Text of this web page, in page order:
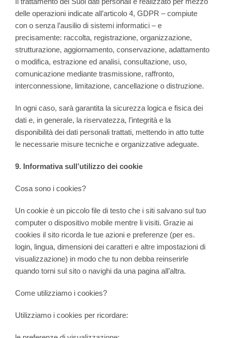
delle operazioni indicate all’articolo 4, GDPR – compiute
con o senza l’ausilio di sistemi informatici – e
precisamente: raccolta, registrazione, organizzazione,
strutturazione, aggiornamento, conservazione, adattamento
o modifica, estrazione ed analisi, consultazione, uso,
comunicazione mediante trasmissione, raffronto,
interconnessione, limitazione, cancellazione o distruzione.
In ogni caso, sarà garantita la sicurezza logica e fisica dei
dati e, in generale, la riservatezza, l’integrità e la
disponibilità dei dati personali trattati, mettendo in atto tutte
le necessarie misure tecniche e organizzative adeguate.
9. Informativa sull’utilizzo dei cookie
Cosa sono i cookies?
Un cookie è un piccolo file di testo che i siti salvano sul tuo
computer o dispositivo mobile mentre li visiti. Grazie ai
cookies il sito ricorda le tue azioni e preferenze (per es.
login, lingua, dimensioni dei caratteri e altre impostazioni di
visualizzazione) in modo che tu non debba reinserirle
quando torni sul sito o navighi da una pagina all’altra.
Come utilizziamo i cookies?
Utilizziamo i cookies per ricordare: